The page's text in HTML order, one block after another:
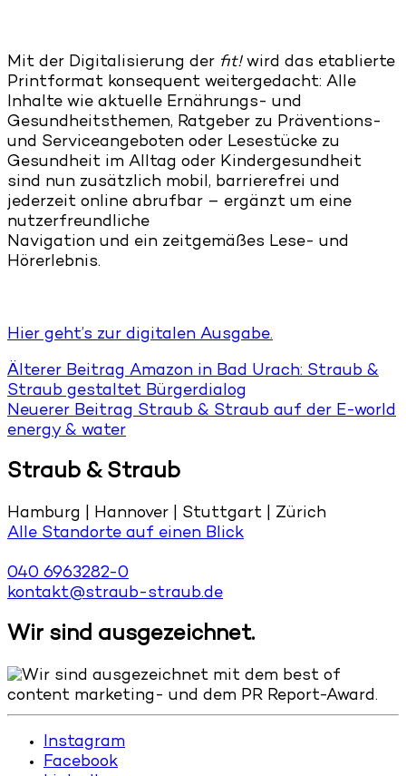
Mit der Digitalisierung der fit!wird das etablierte
Printformat konsequent weitergedacht: Alle
Inhalte wie aktuelle Ernährungs- und
Gesundheitsthemen, Ratgeber zu Präventions-
und Serviceangeboten oder Lesestücke zu
Gesundheit im Alltag oder Kindergesundheit
sind nun zusätzlich mobil, barrierefrei und
jederzeit online abrufbar – ergänzt um eine
nutzerfreundliche
Navigation und ein zeitgemäßes Lese- und
Hörerlebnis.
Hier geht’s zur digitalen Ausgabe.
Älterer Beitrag Amazon in Bad Urach: Straub &
Straub gestaltet Bürgerdialog
Neuerer Beitrag Straub & Straub auf der E-world
energy & water
Straub & Straub
Hamburg | Hannover | Stuttgart | Zürich
Alle Standorte auf einen Blick
040 6963282-0
kontakt@straub-straub.de
Wir sind ausgezeichnet.
Instagram
Facebook